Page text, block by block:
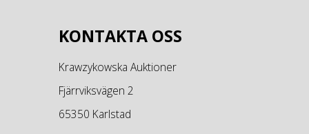
KONTAKTA OSS
Krawzykowska Auktioner
Fjärrviksvägen 2
65350 Karlstad